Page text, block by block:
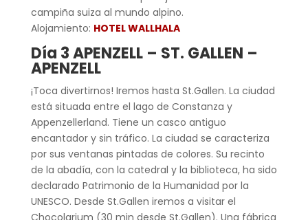
campiña suiza al mundo alpino.
Alojamiento: HOTEL WALLHALA
Día 3 APENZELL – ST. GALLEN –
APENZELL
¡Toca divertirnos! Iremos hasta St.Gallen. La ciudad
está situada entre el lago de Constanza y
Appenzellerland. Tiene un casco antiguo
encantador y sin tráfico. La ciudad se caracteriza
por sus ventanas pintadas de colores. Su recinto
de la abadía, con la catedral y la biblioteca, ha sido
declarado Patrimonio de la Humanidad por la
UNESCO. Desde St.Gallen iremos a visitar el
Chocolarium (30 min desde St.Gallen). Una fábrica